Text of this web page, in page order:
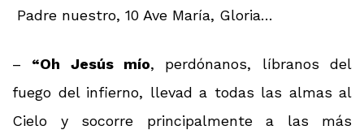
Padre nuestro, 10 Ave María, Gloria…
– “Oh Jesús mío, perdónanos, líbranos del
fuego del infierno, llevad a todas las almas al
Cielo y socorre principalmente a las más